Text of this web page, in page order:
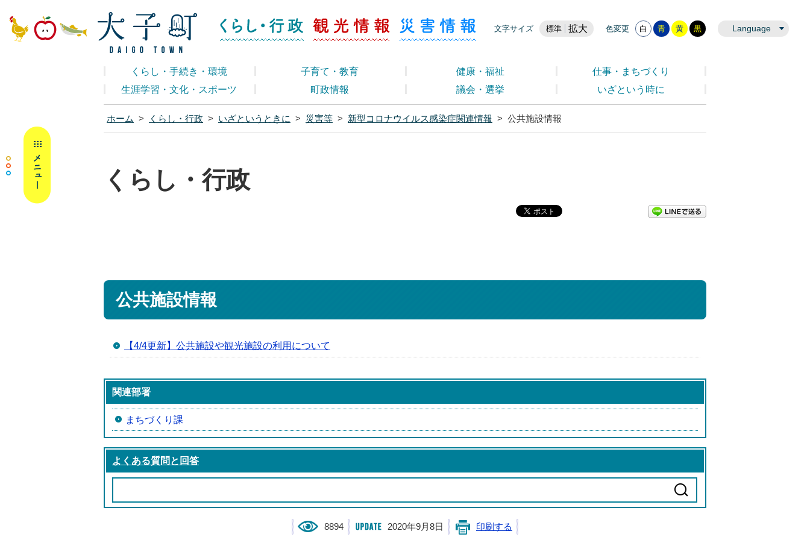
大子町ホームページ くらし・行政
文字サイズ 標準 拡大 色変更 白 青 黄 黒 Language
くらし・行政 観光情報 災害情報
くらし・手続き・環境 子育て・教育 健康・福祉
仕事・まちづくり
生涯学習・文化・スポーツ
町政情報 議会・選挙 いざという時に
ホーム > くらし・行政 > いざというときに > 災害等 > 新型コロナウイルス感染症関連情報 > 公共施設情報
くらし・行政
公共施設情報
【4/4更新】公共施設や観光施設の利用について
関連部署
まちづくり課
よくある質問と回答
8894 2020年9月8日 印刷する